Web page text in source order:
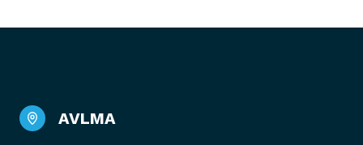
AVLMA